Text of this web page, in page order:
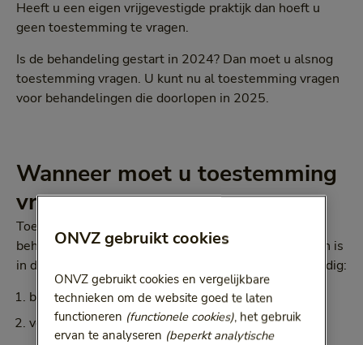
Heeft u een eigen vrijgevestigde praktijk dan hoeft u
geen toestemming te vragen.
Is de behandeling gestart in 2024? Dan moet u alsnog
toestemming vragen. U kunt nu al toestemming vragen
voor behandelingen die doorlopen in 2025.
Wanneer moet u toestemming
vragen
Toestemming moet worden aangevraagd voor de
behandeling start. Heeft u geen contract met ons, dan is
in de volgende situaties vooraf onze toestemming nodig:
bij behandeling met opname
voor ambulante behandeling in een ggz-instelling
ONVZ gebruikt cookies
ONVZ gebruikt cookies en vergelijkbare
technieken om de website goed te laten
functioneren (functionele cookies), het gebruik
ervan te analyseren (beperkt analytische